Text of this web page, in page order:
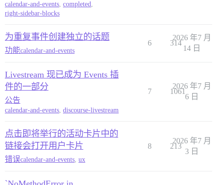
calendar-and-events, completed,
right-sidebar-blocks
为重复事件创建独立的话题
功能calendar-and-events
6 314
2026 年7 月
14 日
Livestream 现已成为 Events 插
件的一部分
公告
calendar-and-events, discourse-livestream
7 1061
2026 年7 月
6 日
点击即将举行的活动卡片中的
链接会打开用户卡片
错误calendar-and-events ux
8 213
2026 年7 月
3 日